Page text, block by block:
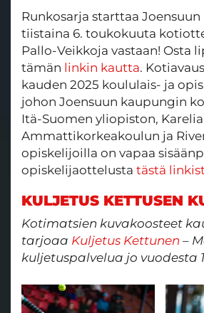
Runkosarja starttaa
tiistaina 6. toukokuuta
Pallo-Veikkoja vastaan! Osta
tämän linkin kautta.
kauden 2025 koululais- ja
johon Joensuun kaupungin
Itä-Suomen yliopiston, Karelia
Ammattikorkeakoulun ja
opiskelijoilla on vapaa
opiskelijaottelusta tästä
KULJETUS KETTUSEN
Kotimatsien kuvakoosteet
tarjoaa Kuljetus Kettunen –
kuljetuspalvelua jo vuodesta